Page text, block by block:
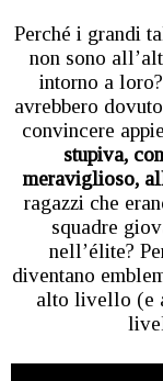
Perché i grandi
non sono
intorno a
avrebbero
convincere
stupiva,
meraviglioso,
ragazzi che
squadre
nell’élite?
diventano
alto livello (e